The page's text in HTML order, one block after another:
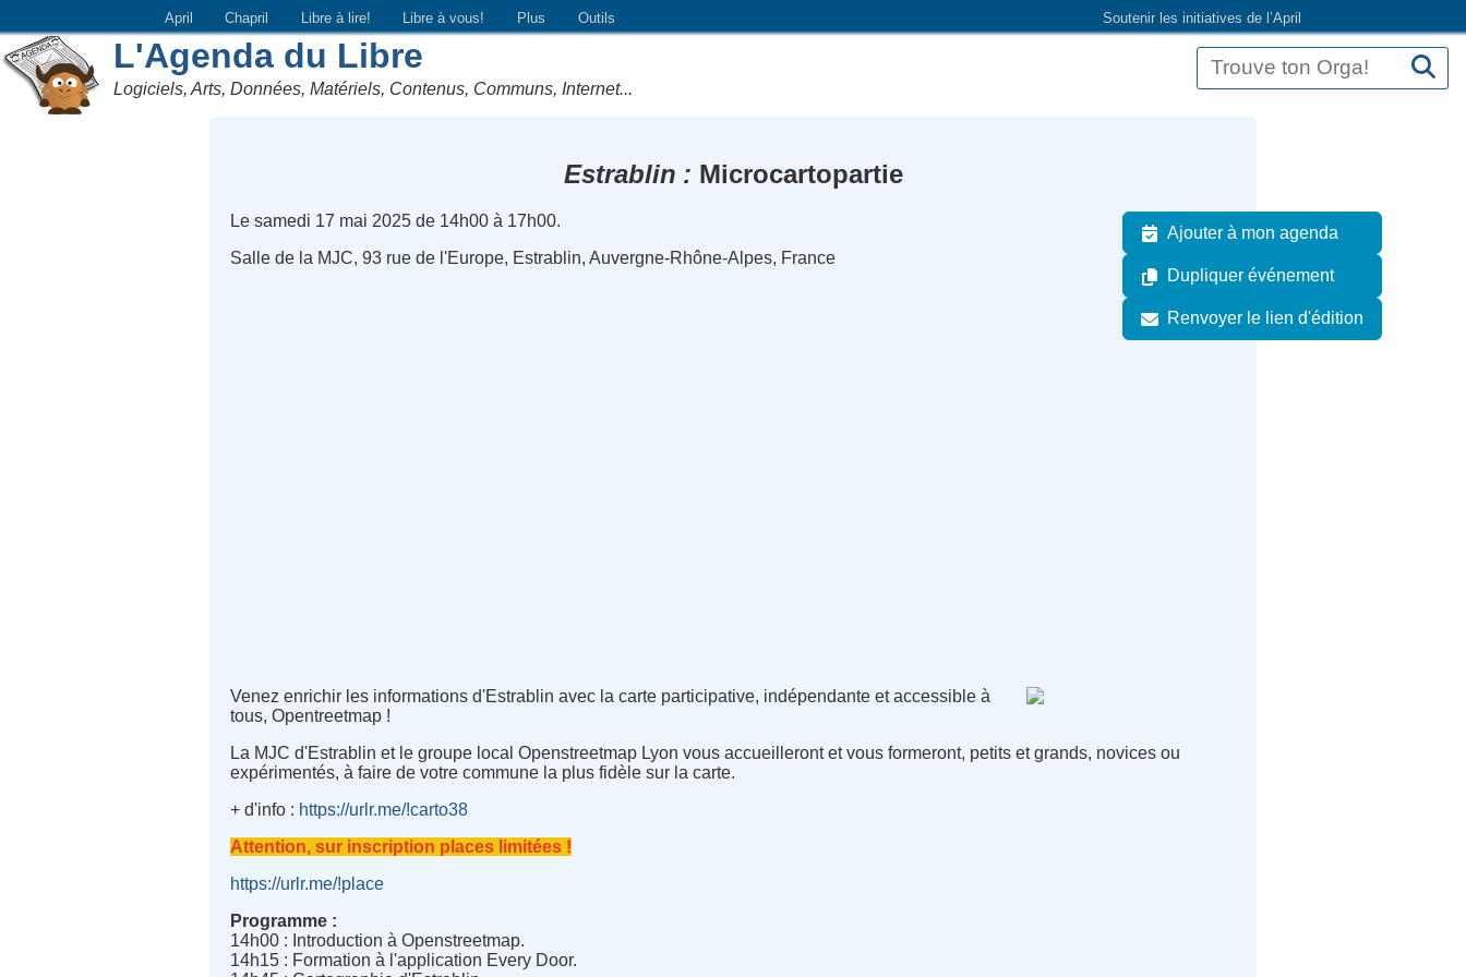
Soutenir les initiatives de l’April
April Chapril Libre à lire! Libre à vous! Plus Outils
L'Agenda du Libre
Logiciels, Arts, Données, Matériels, Contenus, Communs, Internet...
Estrablin Microcartopartie
Ajouter à mon agenda
Dupliquer événement
Renvoyer le lien d'édition
Le samedi 17 mai 2025 de 14h00 à 17h00.
Salle de la MJC, 93 rue de l'Europe, Estrablin, Auvergne-Rhône-Alpes, France
Venez enrichir les informations d'Estrablin avec la carte participative, indépendante et accessible à
tous, Opentreetmap !
La MJC d'Estrablin et le groupe local Openstreetmap Lyon vous accueilleront et vous formeront, petits et grands, novices ou
expérimentés, à faire de votre commune la plus fidèle sur la carte.
+ d'info : https://urlr.me/!carto38
Attention, sur inscription places limitées !
https://urlr.me/!place
Programme :
14h00 : Introduction à Openstreetmap.
14h15 : Formation à l'application Every Door.